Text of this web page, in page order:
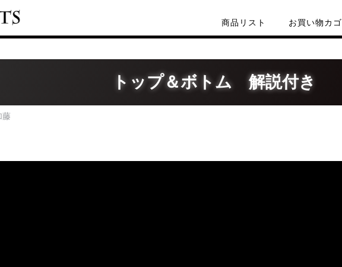
商品リスト お買い物カゴ
トップ＆ボトム 解説付き
藤